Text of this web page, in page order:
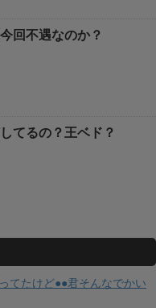
回不遇なのか？
てるの？王ベド？
てたけど●●君そんなでかい